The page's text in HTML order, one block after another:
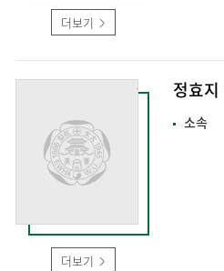
더보기
더보기
정효지
소속